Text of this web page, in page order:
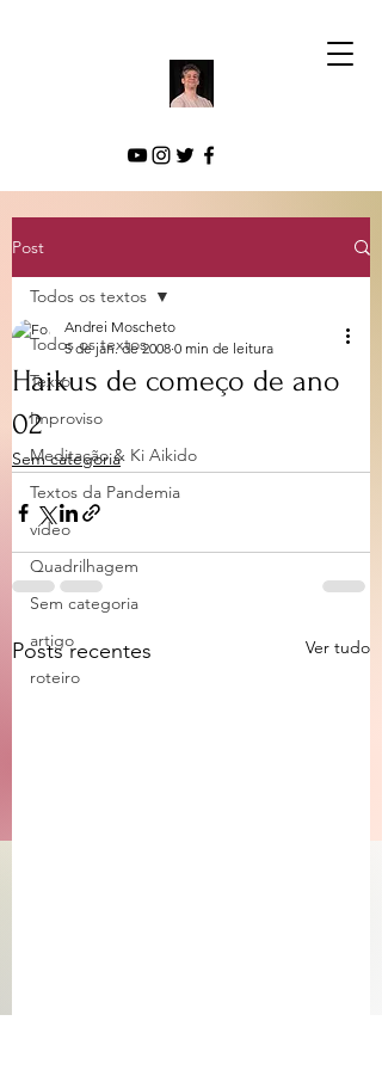
Post
Todos os textos
Texto
Improviso
Meditação & Ki Aikido
Textos da Pandemia
vídeo
Quadrilhagem
Sem categoria
artigo
roteiro
Todos os textos
Haikus de começo de ano
02
Andrei Moscheto
5 de jan. de 2008 0 min de leitura
Sem categoria
Posts recentes Ver tudo